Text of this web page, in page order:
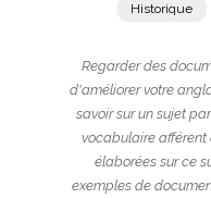
Historique
Regarder des
d'améliorer votre
savoir sur un sujet
vocabulaire afférent
élaborées sur ce
exemples de